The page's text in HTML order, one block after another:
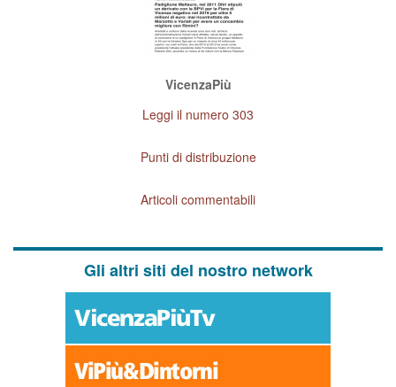
VicenzaPiù
Leggi il numero 303
Punti di distribuzione
Articoli commentabili
Gli altri siti del nostro network